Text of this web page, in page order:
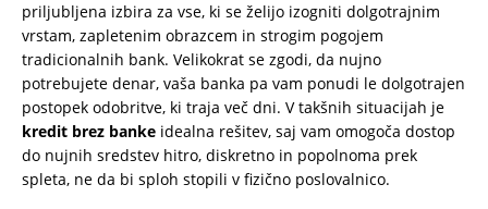
priljubljena izbira za vse, ki se želijo izogniti dolgotrajnim
vrstam, zapletenim obrazcem in strogim pogojem
tradicionalnih bank. Velikokrat se zgodi, da nujno
potrebujete denar, vaša banka pa vam ponudi le dolgotrajen
postopek odobritve, ki traja več dni. V takšnih situacijah je
kredit brez banke idealna rešitev, saj vam omogoča dostop
do nujnih sredstev hitro, diskretno in popolnoma prek
spleta, ne da bi sploh stopili v fizično poslovalnico.